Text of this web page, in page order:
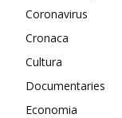
Coronavirus
Cronaca
Cultura
Documentaries
Economia